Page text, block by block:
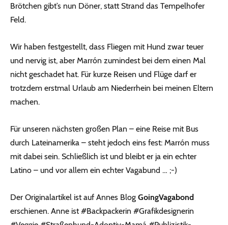
Brötchen gibt’s nun Döner, statt Strand das Tempelhofer
Feld.
Wir haben festgestellt, dass Fliegen mit Hund zwar teuer
und nervig ist, aber Marrón zumindest bei dem einen Mal
nicht geschadet hat. Für kurze Reisen und Flüge darf er
trotzdem erstmal Urlaub am Niederrhein bei meinen Eltern
machen.
Für unseren nächsten großen Plan – eine Reise mit Bus
durch Lateinamerika – steht jedoch eins fest: Marrón muss
mit dabei sein. Schließlich ist und bleibt er ja ein echter
Latino – und vor allem ein echter Vagabund … ;-)
Der Originalartikel ist auf Annes Blog GoingVagabond
erschienen. Anne ist #Backpackerin #Grafikdesignerin